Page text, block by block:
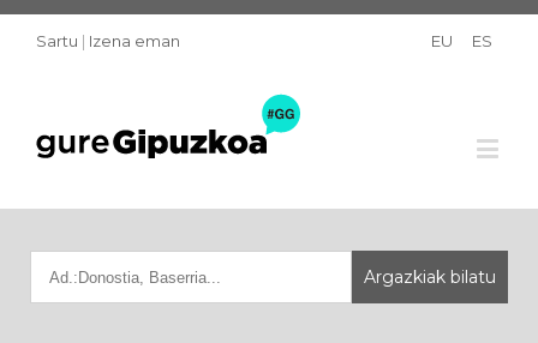
Sartu | Izena eman EU ES